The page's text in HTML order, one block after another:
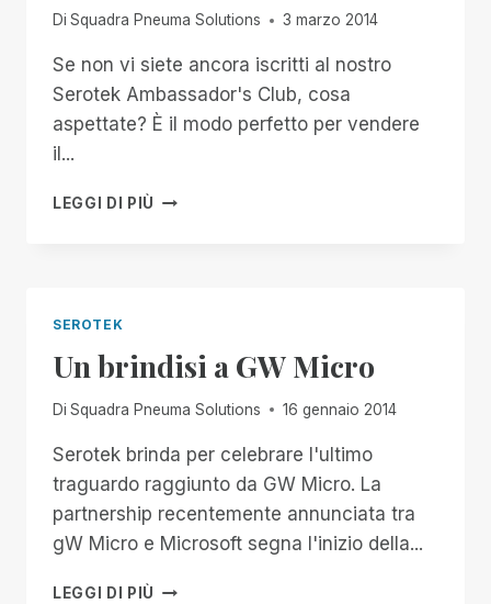
Di Squadra Pneuma Solutions 3 marzo 2014
Se non vi siete ancora iscritti al nostro
Serotek Ambassador's Club, cosa
aspettate? È il modo perfetto per vendere
il...
LEGGI DI PIÙ UNA
SEROTEK
Un brindisi a GW Micro
Di Squadra Pneuma Solutions 16 gennaio 2014
Serotek brinda per celebrare l'ultimo
traguardo raggiunto da GW Micro. La
partnership recentemente annunciata tra
gW Micro e Microsoft segna l'inizio della...
LEGGI DI PIÙ UN